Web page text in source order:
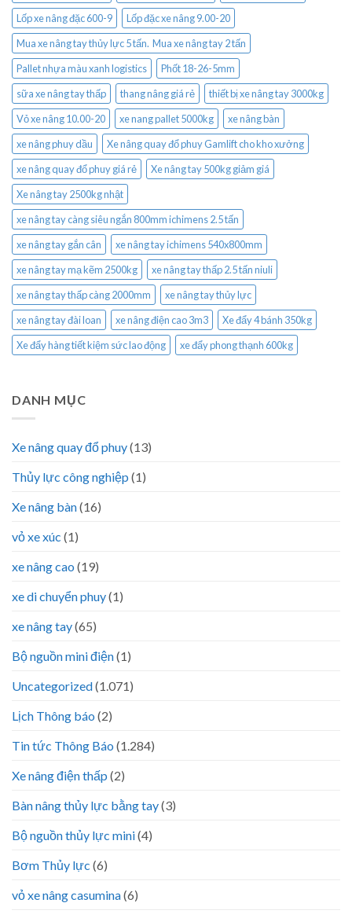
Lốp xe nâng đặc 600-9
Lốp đặc xe nâng 9.00-20
Mua xe nâng tay thủy lực 5 tấn. Mua xe nâng tay 2 tấn
Pallet nhựa màu xanh logistics
Phốt 18-26-5mm
sữa xe nâng tay thấp
thang nâng giá rẻ
thiết bị xe nâng tay 3000kg
Vỏ xe nâng 10.00-20
xe nang pallet 5000kg
xe nâng bàn
xe nâng phuy dầu
Xe nâng quay đổ phuy Gamlift cho kho xưởng
xe nâng quay đổ phuy giá rẻ
Xe nâng tay 500kg giảm giá
Xe nâng tay 2500kg nhật
xe nâng tay càng siêu ngắn 800mm ichimens 2.5 tấn
xe nâng tay gắn cân
xe nâng tay ichimens 540x800mm
xe nâng tay mạ kẽm 2500kg
xe nâng tay thấp 2.5 tấn niuli
xe nâng tay thấp càng 2000mm
xe nâng tay thủy lực
xe nâng tay đài loan
xe nâng điện cao 3m3
Xe đẩy 4 bánh 350kg
Xe đẩy hàng tiết kiệm sức lao động
xe đẩy phong thạnh 600kg
DANH MỤC
Xe nâng quay đổ phuy(13)
Thủy lực công nghiệp (1)
Xe nâng bàn(16)
vỏ xe xúc (1)
xe nâng cao (19)
xe di chuyển phuy(1)
xe nâng tay(65)
Bộ nguồn mini điện(1)
Uncategorized(1.071)
Lịch Thông báo (2)
Tin tức Thông Báo (1.284)
Xe nâng điện thấp (2)
Bàn nâng thủy lực bằng tay(3)
Bộ nguồn thủy lực mini(4)
Bơm Thủy lực (6)
vỏ xe nâng casumina(6)